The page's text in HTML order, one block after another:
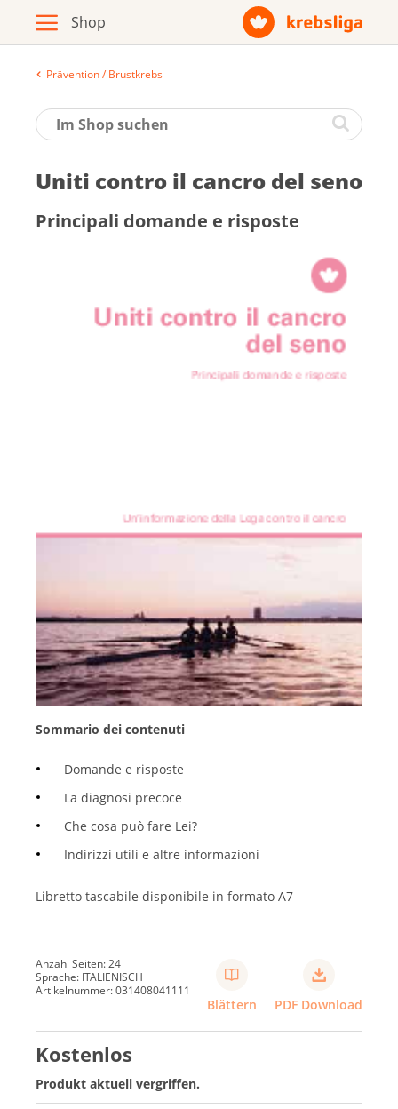
Broschüren / Infomaterial
Produkte
Prävention / Brustkrebs
Uniti contro il cancro del seno
Principali domande e ri­spo­ste
Sommario dei contenuti
Domande e risposte
La diagnosi precoce
Che cosa può fare Lei?
Indirizzi utili e altre informazioni
Libretto tascabile disponibile in formato A7
Anzahl Seiten: 24
Sprache: ITALIENISCH
Artikelnummer: 031408041111
Blättern PDF Download
Kostenlos
Produkt aktuell vergriffen.